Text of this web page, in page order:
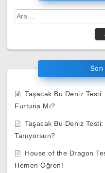
Arama:
Son
Taşacak Bu Deniz
Furtuna Mı?
Taşacak Bu Deniz
Tanıyorsun?
House of the Dragon
Hemen Öğren!